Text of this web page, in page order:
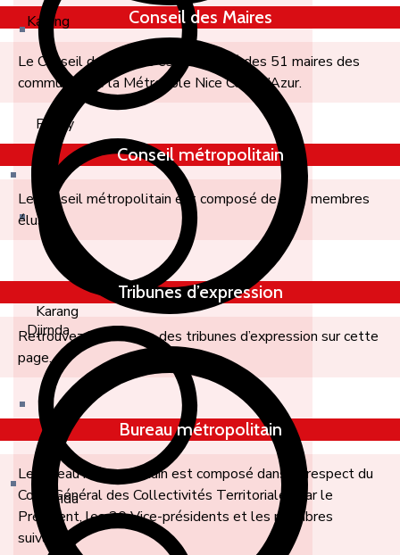
Karang
Djirnda
Passy
Karang
Djirnda
Conseil des Maires
Le Conseil des maires est composé des 51 maires des
communes de la Métropole Nice Côte d’Azur.
Conseil métropolitain
Le Conseil métropolitain est composé de 133 membres
élus.
Tribunes d’expression
Retrouvez l’ensemble des tribunes d’expression sur cette
page.
Bureau métropolitain
Le bureau métropolitain est composé dans le respect du
Code Général des Collectivités Territoriales par le
Président, les 20 Vice-présidents et les membres
suivants.